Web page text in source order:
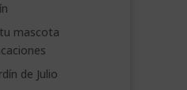
mascota
de Julio